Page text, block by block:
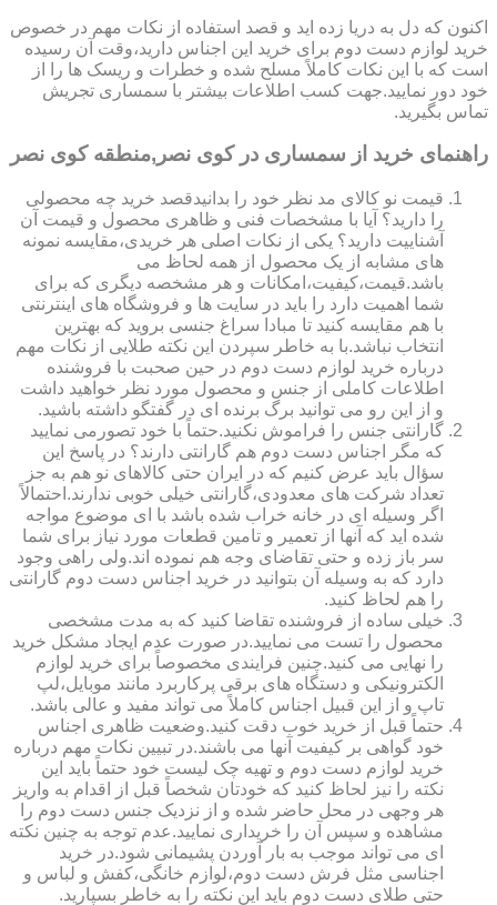
اکنون که دل به دریا زده اید و قصد استفاده از نکات مهم در خصوص
خرید لوازم دست دوم برای خرید این اجناس دارید،وقت آن رسیده
است که با این نکات کاملاً مسلح شده و خطرات و ریسک ها را از
خود دور نمایید.جهت کسب اطلاعات بیشتر با سمساری تجریش
تماس بگیرید.
راهنمای خرید از سمساری در کوی نصر,منطقه کوی نصر
قیمت نو کالای مد نظر خود را بدانیدقصد خرید چه محصولی
را دارید؟ آیا با مشخصات فنی و ظاهری محصول و قیمت آن
آشناییت دارید؟ یکی از نکات اصلی هر خریدی،مقایسه نمونه
های مشابه از یک محصول از همه لحاظ می
باشد.قیمت،کیفیت،امکانات و هر مشخصه دیگری که برای
شما اهمیت دارد را باید در سایت ها و فروشگاه های اینترنتی
با هم مقایسه کنید تا مبادا سراغ جنسی بروید که بهترین
انتخاب نباشد.با به خاطر سپردن این نکته طلایی از نکات مهم
درباره خرید لوازم دست دوم در حین صحبت با فروشنده
اطلاعات کاملی از جنس و محصول مورد نظر خواهید داشت
و از این رو می توانید برگ برنده ای در گفتگو داشته باشید.
گارانتی جنس را فراموش نکنید.حتماً با خود تصورمی نمایید
که مگر اجناس دست دوم هم گارانتی دارند؟ در پاسخ این
سؤال باید عرض کنیم که در ایران حتی کالاهای نو هم به جز
تعداد شرکت های معدودی،گارانتی خیلی خوبی ندارند.احتمالاً
اگر وسیله ای در خانه خراب شده باشد با ای موضوع مواجه
شده اید که آنها از تعمیر و تامین قطعات مورد نیاز برای شما
سر باز زده و حتی تقاضای وجه هم نموده اند.ولی راهی وجود
دارد که به وسیله آن بتوانید در خرید اجناس دست دوم گارانتی
را هم لحاظ کنید.
خیلی ساده از فروشنده تقاضا کنید که به مدت مشخصی
محصول را تست می نمایید.در صورت عدم ایجاد مشکل خرید
را نهایی می کنید.چنین فرایندی مخصوصاً برای خرید لوازم
الکترونیکی و دستگاه های برقی پرکاربرد مانند موبایل،لپ
تاپ و از این قبیل اجناس کاملاً می تواند مفید و عالی باشد.
حتماً قبل از خرید خوب دقت کنید.وضعیت ظاهری اجناس
خود گواهی بر کیفیت آنها می باشند.در تبیین نکات مهم درباره
خرید لوازم دست دوم و تهیه چک لیست خود حتماً باید این
نکته را نیز لحاظ کنید که خودتان شخصاً قبل از اقدام به واریز
هر وجهی در محل حاضر شده و از نزدیک جنس دست دوم را
مشاهده و سپس آن را خریداری نمایید.عدم توجه به چنین نکته
ای می تواند موجب به بار آوردن پشیمانی شود.در خرید
اجناسی مثل فرش دست دوم،لوازم خانگی،کفش و لباس و
حتی طلای دست دوم باید این نکته را به خاطر بسپارید.